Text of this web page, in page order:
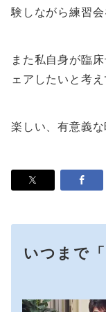
験しながら練習会
また私自身が臨
ェアしたいと考え
楽しい、有意義
いつまで